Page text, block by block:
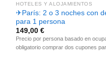
HOTELES Y ALOJAMIENTOS
✈París: 2 o 3 noches con
para 1 persona
149,00€
Precio por persona basado en
obligatorio comprar dos cupones